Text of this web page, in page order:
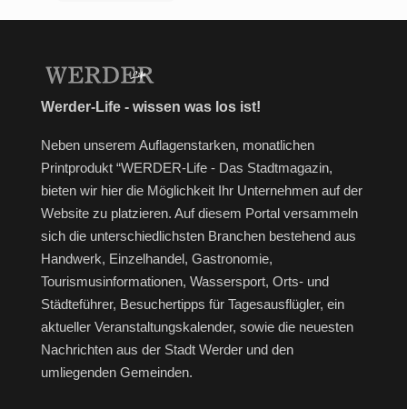
Werder-Life - wissen was los ist!
Neben unserem Auflagenstarken, monatlichen
Printprodukt “WERDER-Life - Das Stadtmagazin,
bieten wir hier die Möglichkeit Ihr Unternehmen auf der
Website zu platzieren. Auf diesem Portal versammeln
sich die unterschiedlichsten Branchen bestehend aus
Handwerk, Einzelhandel, Gastronomie,
Tourismusinformationen, Wassersport, Orts- und
Städteführer, Besuchertipps für Tagesausflügler, ein
aktueller Veranstaltungskalender, sowie die neuesten
Nachrichten aus der Stadt Werder und den
umliegenden Gemeinden.